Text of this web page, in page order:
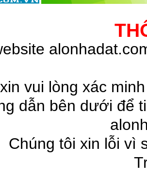
vui lòng xác
dẫn bên dưới để
Chúng tôi xin lỗi vì